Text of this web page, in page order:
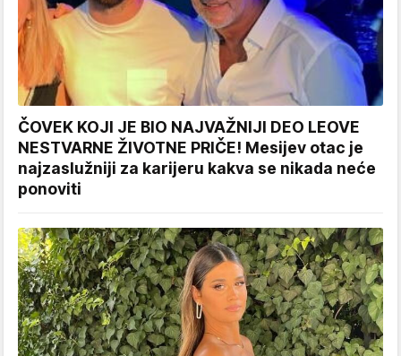
ČOVEK KOJI JE BIO NAJVAŽNIJI DEO LEOVE
NESTVARNE ŽIVOTNE PRIČE! Mesijev otac je
najzaslužniji za karijeru kakva se nikada neće
ponoviti